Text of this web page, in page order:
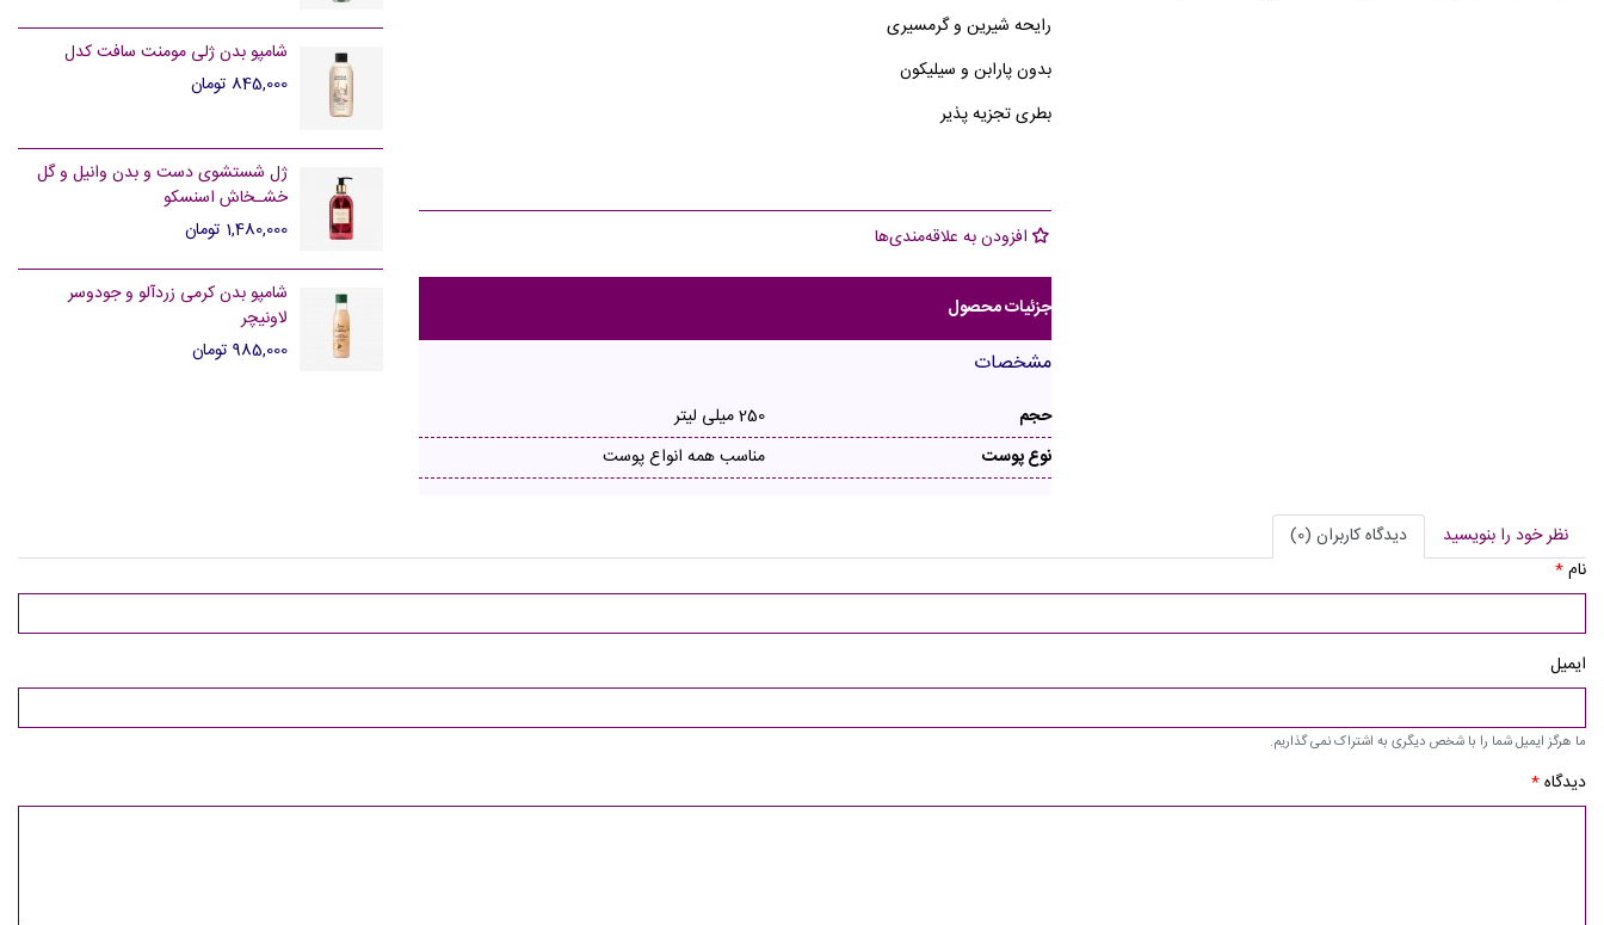
رایحه شیرین و گرمسیری
بدون پارابن و سیلیکون
بطری تجزیه پذیر
افزودن به علاقه‌مندی‌ها
جزئیات محصول
مشخصات
حجم
250 میلی لیتر
نوع پوست
مناسب همه انواع پوست
شامپو بدن ژلی مومنت سافت کدل
845,000 تومان
ژل شستشوی دست و بدن وانیل و گل
خشـخاش اسنسکو
1,480,000 تومان
شامپو بدن کرمی زردآلو و جودوسر
لاونیچر
985,000 تومان
نظر خود را بنویسید
دیدگاه کاربران (0)
نام*
ایمیل
ما هرگز ایمیل شما را با شخص دیگری به اشتراک نمی گذاریم.
دیدگاه*